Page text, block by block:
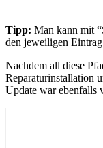
Tipp: Man kann mit
den jeweiligen
Nachdem all diese
Reparaturinstallation
Update war ebenfalls